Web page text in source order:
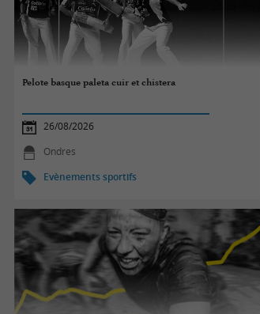
Pelote basque paleta cuir et chistera
26/08/2026
Ondres
Evènements sportifs